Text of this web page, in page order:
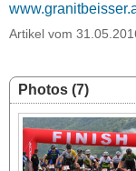
Artikel vom
Photos (7)